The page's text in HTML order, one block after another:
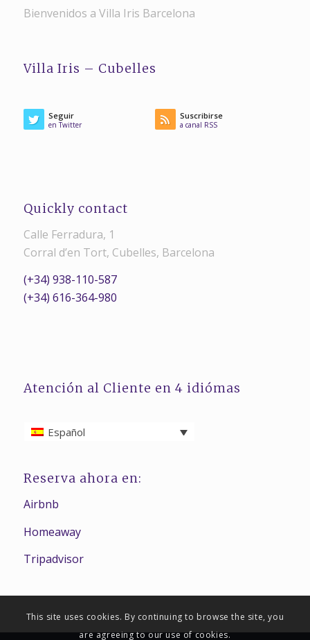
Bienvenidos a Villa Iris Barcelona
Villa Iris – Cubelles
Seguir
en Twitter
Suscribirse
a canal RSS
Quickly contact
Calle Ferradura, 1
Corral d’en Tort, Cubelles, Barcelona
(+34) 938-110-587
(+34) 616-364-980
Atención al Cliente en 4 idiómas
Español
Reserva ahora en:
Airbnb
Homeaway
Tripadvisor
This site uses cookies. By continuing to browse the site, you
are agreeing to our use of cookies.